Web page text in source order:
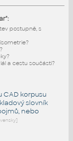
postupně, s
a cestu součásti?
CAD korpusu
slovník
, nebo